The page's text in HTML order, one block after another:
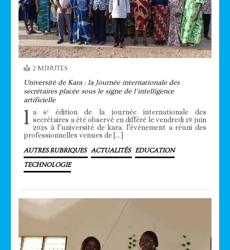
2 MINUTES
Université de Kara : la Journée internationale des
secrétaires placée sous le signe de l’intelligence
artificielle
l a 6ᵉ édition de la journée internationale des
secrétaires a été observé en différé le vendredi 19 juin
2026 à l’université de kara. l’événement a réuni des
professionnelles venues de […]
AUTRES RUBRIQUES ACTUALITÉS EDUCATION
TECHNOLOGIE